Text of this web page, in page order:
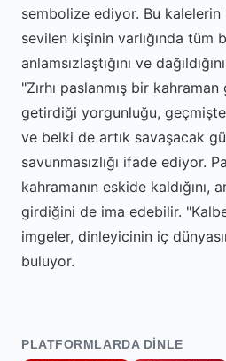
sembolize ediyor. Bu kalelerin
sevilen kişinin varlığında tüm
anlamsızlaştığını ve
"Zırhı paslanmış bir
getirdiği yorgunluğu,
ve belki de artık savaşacak
savunmasızlığı ifade ediyor.
kahramanın eskide kaldığını,
girdiğini de ima edebilir.
imgeler, dinleyicinin iç
buluyor.
PLATFORMLARDA DINLE